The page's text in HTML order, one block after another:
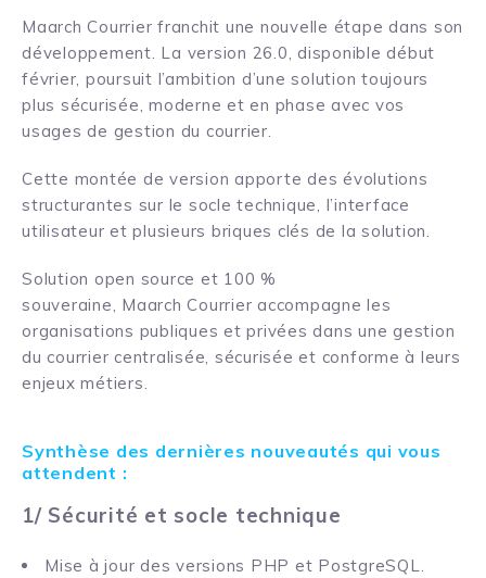
Maarch Courrier franchit une nouvelle étape dans son
développement. La version 26.0, disponible début
février, poursuit l’ambition d’une solution toujours
plus sécurisée, moderne et en phase avec vos
usages de gestion du courrier.
Cette montée de version apporte des évolutions
structurantes sur le socle technique, l’interface
utilisateur et plusieurs briques clés de la solution.
Solution open source et 100 %
souveraine, Maarch Courrier accompagne les
organisations publiques et privées dans une gestion
du courrier centralisée, sécurisée et conforme à leurs
enjeux métiers.
Synthèse des dernières nouveautés qui vous
attendent :
1/ Sécurité et socle technique
Mise à jour des versions PHP et PostgreSQL.